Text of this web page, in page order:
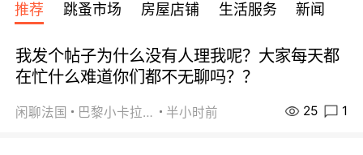
宾馆 108欧/天起
全程756欧/位
欧/天起 ~包拼房
每周铁发！
推荐 跳蚤市场 房屋店铺 生活服务 新闻
我发个帖子为什么没有人理我呢？大家每天都
在忙什么难道你们都不无聊吗？？
闲聊法国 巴黎小卡拉咪 半小时前 25 1